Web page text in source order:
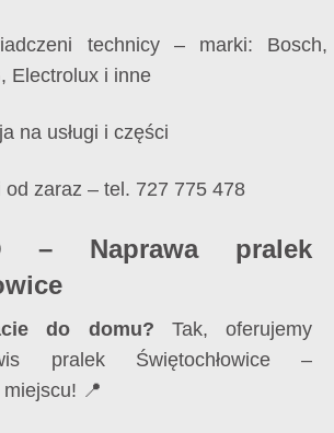
technicy – marki: Bosch,
Electrolux i inne
na usługi i części
od zaraz – tel. 727 775 478
Naprawa pralek
do domu? Tak, oferujemy
pralek Świętochłowice –
📍